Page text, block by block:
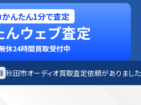
んたん1分で査定
んウェブ査定
休24時間買取受付中
頼がありました。 2026年8月7日 富士